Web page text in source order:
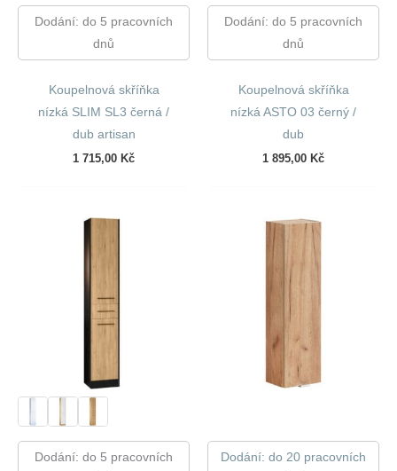
Dodání: do 5 pracovních
dnů
Koupelnová skříňka
nízká SLIM SL3 černá /
dub artisan
1 715,00 Kč
Dodání: do 5 pracovních
dnů
Koupelnová skříňka
nízká ASTO 03 černý /
dub
1 895,00 Kč
Dodání: do 5 pracovních
Dodání: do 20 pracovních